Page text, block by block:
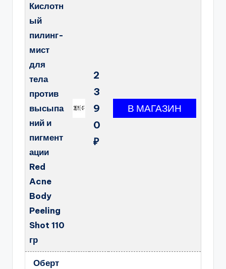
Кислотн
ый
пилинг-
мист
для
тела
против
высыпа
ний и
пигмент
ации
Red
Acne
Body
Peeling
Shot 110
гр
2
3
9
0
₽
Оберт